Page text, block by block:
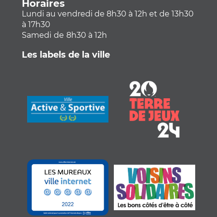
Horaires
Lundi au vendredi de 8h30 à 12h et de 13h30
à 17h30
Samedi de 8h30 à 12h
Les labels de la ville